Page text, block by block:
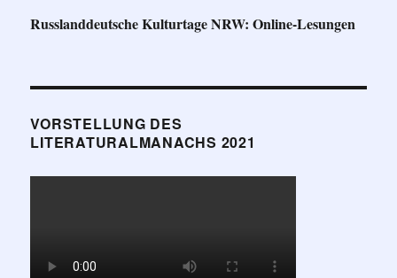
Russlanddeutsche Kulturtage NRW: Online-Lesungen
VORSTELLUNG DES
LITERATURALMANACHS 2021